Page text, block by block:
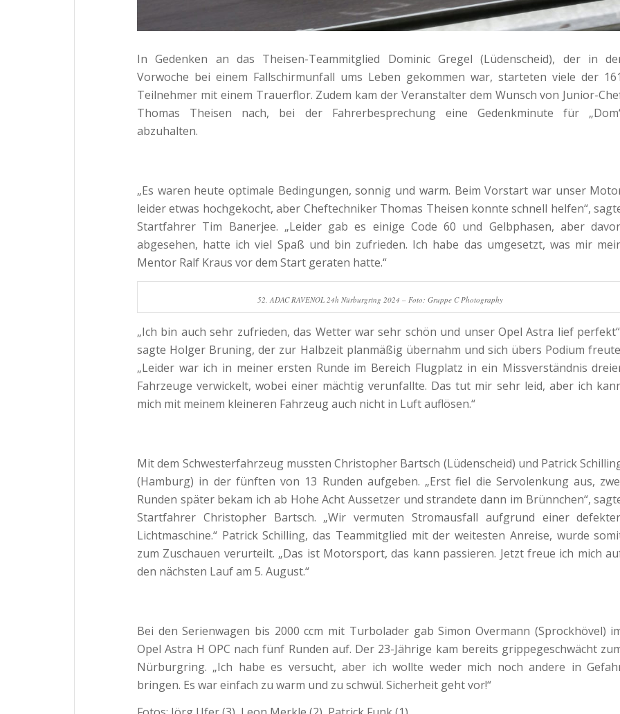
In Gedenken an das Theisen-Teammitglied Dominic Gregel (Lüdenscheid), der in
Vorwoche bei einem Fallschirmunfall ums Leben gekommen war, starteten viele der 161
Teilnehmer mit einem Trauerflor. Zudem kam der Veranstalter dem Wunsch von Junior-
Thomas Theisen nach, bei der Fahrerbesprechung eine Gedenkminute für
abzuhalten.
„Es waren heute optimale Bedingungen, sonnig und warm. Beim Vorstart war unser
leider etwas hochgekocht, aber Cheftechniker Thomas Theisen konnte schnell helfen“,
Startfahrer Tim Banerjee. „Leider gab es einige Code 60 und Gelbphasen, aber
abgesehen, hatte ich viel Spaß und bin zufrieden. Ich habe das umgesetzt, was mir
Mentor Ralf Kraus vor dem Start geraten hatte.“
52. ADAC RAVENOL 24h Nürburgring 2024 – Foto: Gruppe C Photography
„Ich bin auch sehr zufrieden, das Wetter war sehr schön und unser Opel Astra lief
sagte Holger Bruning, der zur Halbzeit planmäßig übernahm und sich übers Podium
„Leider war ich in meiner ersten Runde im Bereich Flugplatz in ein Missverständnis
Fahrzeuge verwickelt, wobei einer mächtig verunfallte. Das tut mir sehr leid, aber ich
mich mit meinem kleineren Fahrzeug auch nicht in Luft auflösen.“
Mit dem Schwesterfahrzeug mussten Christopher Bartsch (Lüdenscheid) und Patrick
(Hamburg) in der fünften von 13 Runden aufgeben. „Erst fiel die Servolenkung aus,
Runden später bekam ich ab Hohe Acht Aussetzer und strandete dann im Brünnchen“,
Startfahrer Christopher Bartsch. „Wir vermuten Stromausfall aufgrund einer
Lichtmaschine.“ Patrick Schilling, das Teammitglied mit der weitesten Anreise, wurde
zum Zuschauen verurteilt. „Das ist Motorsport, das kann passieren. Jetzt freue ich mich
den nächsten Lauf am 5. August.“
Bei den Serienwagen bis 2000 ccm mit Turbolader gab Simon Overmann (Sprockhövel)
Opel Astra H OPC nach fünf Runden auf. Der 23-Jährige kam bereits grippegeschwächt
Nürburgring. „Ich habe es versucht, aber ich wollte weder mich noch andere in
bringen. Es war einfach zu warm und zu schwül. Sicherheit geht vor!“